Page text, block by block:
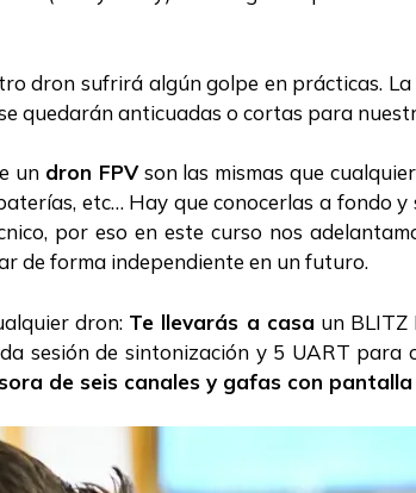
dron sufrirá algún golpe en prácticas.
quedarán anticuadas o cortas para
un dron FPVson las mismas que
etc… Hay que conocerlas a fondo
por eso en este curso nos
de forma independiente en un futuro.
dron: Te llevarás a casa un BLITZ
sesión de sintonización y 5 UART
de seis canales y gafas con pantalla